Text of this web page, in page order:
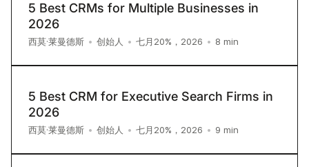
5 Best CRMs for Multiple Businesses in
2026
西莫·莱曼德斯 • 创始人 • 七月20%，2026 • 8 min
5 Best CRM for Executive Search Firms in
2026
西莫·莱曼德斯 • 创始人 • 七月20%，2026 • 9 min